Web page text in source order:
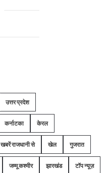
उत्तर प्रदेश
कर्नाटका केरल
खबरें राजधानी से खेल गुजरात
जम्मू कश्मीर झारखंड टॉप न्यूज़